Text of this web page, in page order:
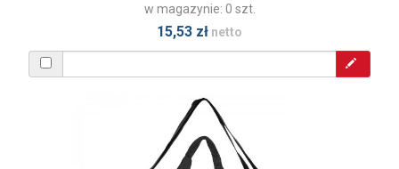
w magazynie: 0 szt.
15,53 zł netto